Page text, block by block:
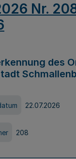
Nr.
des
22.07.2026
208